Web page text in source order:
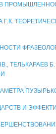
В
Г.К.
ТЕЛЬКАРАЕВ
И